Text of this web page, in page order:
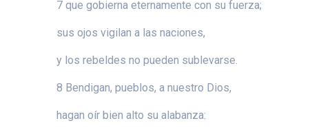
7 que gobierna eternamente con su fuerza;
sus ojos vigilan a las naciones,
y los rebeldes no pueden sublevarse.
8 Bendigan, pueblos, a nuestro Dios,
hagan oír bien alto su alabanza: